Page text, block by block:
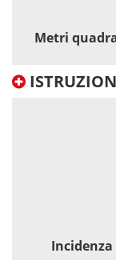
Metri